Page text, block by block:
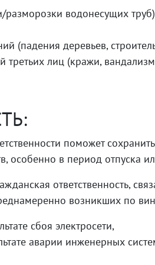
разморозки водонесущих
(падения деревьев,
третьих лиц (кражи,
поможет
особенно в период отпуска
ответственность,
возникших по
сбоя электросети,
аварии инженерных